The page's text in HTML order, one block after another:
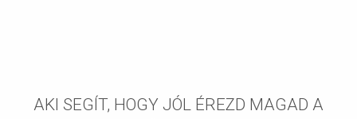
AKI SEGÍT, HOGY JÓL ÉREZD MAGAD A